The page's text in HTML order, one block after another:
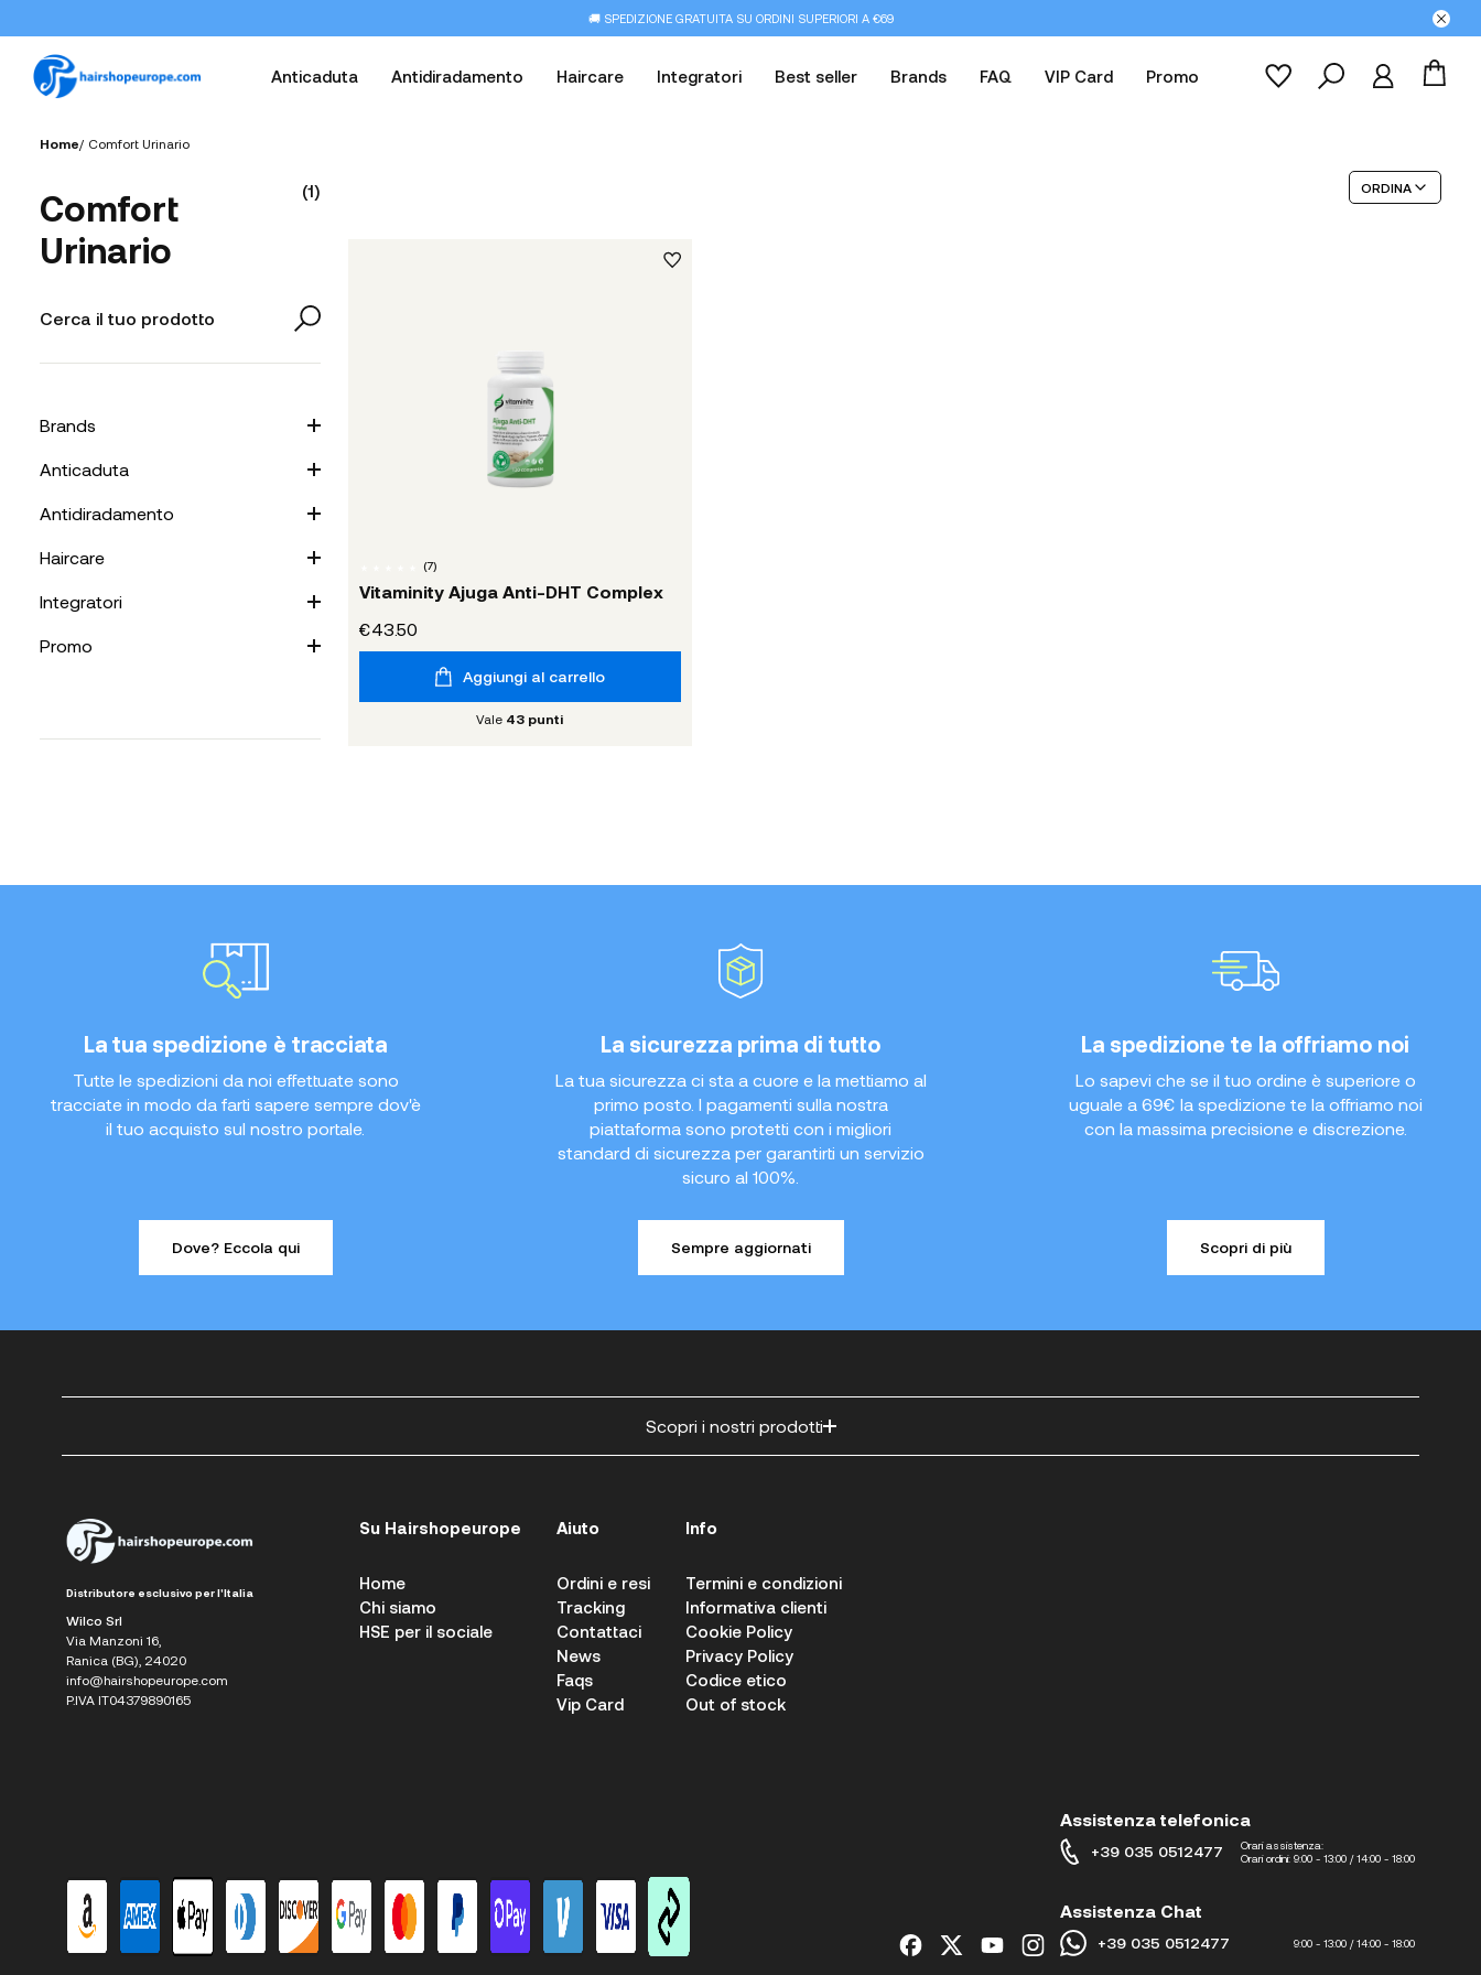
🚚 SPEDIZIONE GRATUITA SU ORDINI SUPERIORI A €69
Anticaduta Antidiradamento Haircare Integratori Best seller Brands FAQ VIP Card Promo
Home/ Comfort Urinario
Comfort
Urinario
(1)
Brands
Anticaduta
Antidiradamento
Haircare
Integratori
Promo
ORDINA
(7)
Vitaminity Ajuga Anti-DHT Complex
€43.50
Aggiungi al carrello
Vale 43 punti
La tua spedizione è tracciata
Tutte le spedizioni da noi effettuate sono
tracciate in modo da farti sapere sempre dov'è
il tuo acquisto sul nostro portale.
Dove? Eccola qui
La sicurezza prima di tutto
La tua sicurezza ci sta a cuore e la mettiamo al
primo posto. I pagamenti sulla nostra
piattaforma sono protetti con i migliori
standard di sicurezza per garantirti un servizio
sicuro al 100%.
Sempre aggiornati
La spedizione te la offriamo noi
Lo sapevi che se il tuo ordine è superiore o
uguale a 69€ la spedizione te la offriamo noi
con la massima precisione e discrezione.
Scopri di più
Scopri i nostri prodotti
Distributore esclusivo per l'Italia
Wilco Srl
Via Manzoni 16,
Ranica (BG), 24020
info@hairshopeurope.com
P.IVA IT04379890165
Su Hairshopeurope
Home
Chi siamo
HSE per il sociale
Aiuto
Ordini e resi
Tracking
Contattaci
News
Faqs
Vip Card
Info
Termini e condizioni
Informativa clienti
Cookie Policy
Privacy Policy
Codice etico
Out of stock
Assistenza telefonica
+39 035 0512477
Orari assistenza:
Orari ordini: 9:00 - 13:00 / 14:00 - 18:00
Assistenza Chat
+39 035 0512477 9:00 - 13:00 / 14:00 - 18:00